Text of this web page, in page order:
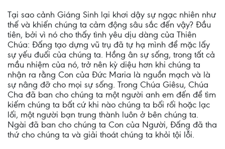
Tại sao cảnh Giáng Sinh lại khơi dậy sự ngạc nhiên như
thế và khiến chúng ta cảm động sâu sắc đến vậy? Đầu
tiên, bởi vì nó cho thấy tình yêu dịu dàng của Thiên
Chúa: Đấng tạo dựng vũ trụ đã tự hạ mình để mặc lấy
sự yếu đuối của chúng ta. Hồng ân sự sống, trong tất cả
mầu nhiệm của nó, trở nên kỳ diệu hơn khi chúng ta
nhận ra rằng Con của Đức Maria là nguồn mạch và là
sự nâng đỡ cho mọi sự sống. Trong Chúa Giêsu, Chúa
Cha đã ban cho chúng ta một người anh em đến để tìm
kiếm chúng ta bất cứ khi nào chúng ta bối rối hoặc lạc
lối, một người bạn trung thành luôn ở bên chúng ta.
Ngài đã ban cho chúng ta Con của Người, Đấng đã tha
thứ cho chúng ta và giải thoát chúng ta khỏi tội lỗi.